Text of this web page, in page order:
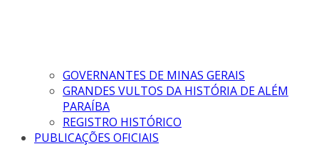
GOVERNANTES DE MINAS GERAIS
GRANDES VULTOS DA HISTÓRIA DE ALÉM
PARAÍBA
REGISTRO HISTÓRICO
PUBLICAÇÕES OFICIAIS